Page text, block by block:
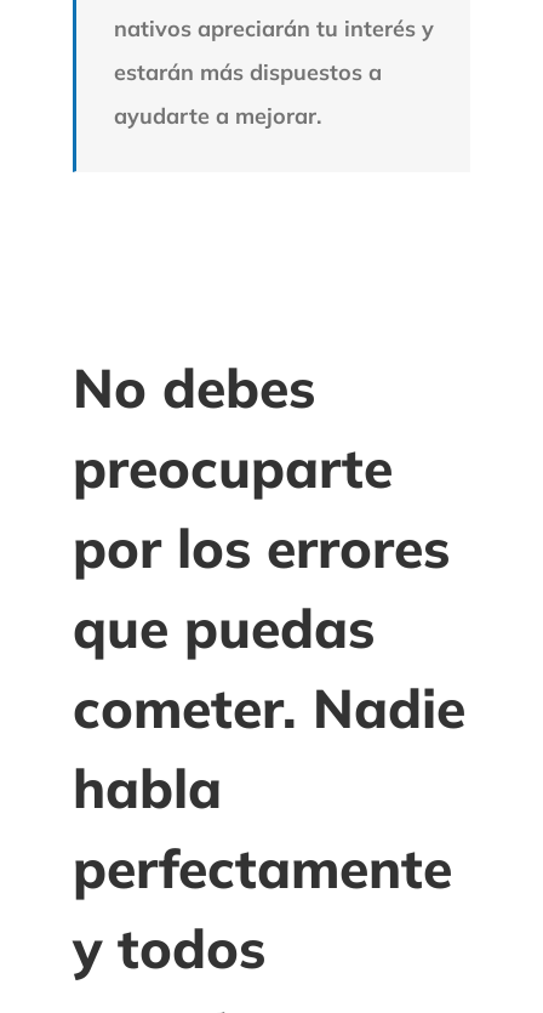
nativos apreciarán tu interés y
estarán más dispuestos a
ayudarte a mejorar.
No debes
preocuparte
por los errores
que puedas
cometer. Nadie
habla
perfectamente
y todos